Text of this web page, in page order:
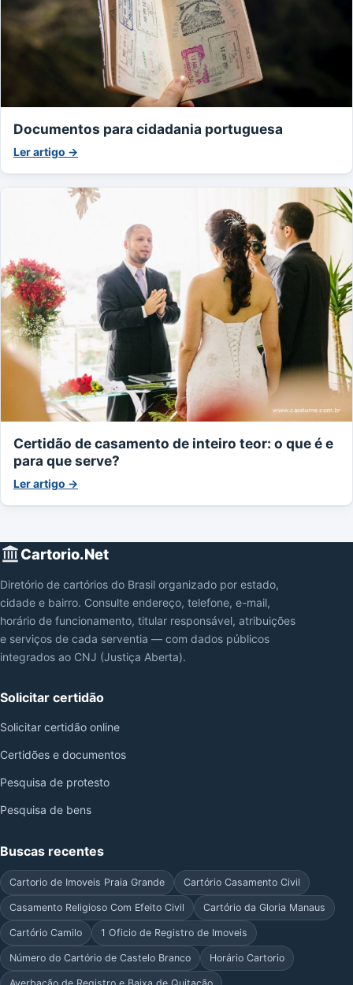
Documentos para cidadania portuguesa
Ler artigo →
Certidão de casamento de inteiro teor: o que é e
para que serve?
Ler artigo →
Cartorio.Net
Diretório de cartórios do Brasil organizado por estado,
cidade e bairro. Consulte endereço, telefone, e-mail,
horário de funcionamento, titular responsável, atribuições
e serviços de cada serventia — com dados públicos
integrados ao CNJ (Justiça Aberta).
Solicitar certidão
Solicitar certidão online
Certidões e documentos
Pesquisa de protesto
Pesquisa de bens
Buscas recentes
Cartorio de Imoveis Praia Grande Cartório Casamento Civil
Casamento Religioso Com Efeito Civil Cartório da Gloria Manaus
Cartório Camilo 1 Oficio de Registro de Imoveis
Número do Cartório de Castelo Branco Horário Cartorio